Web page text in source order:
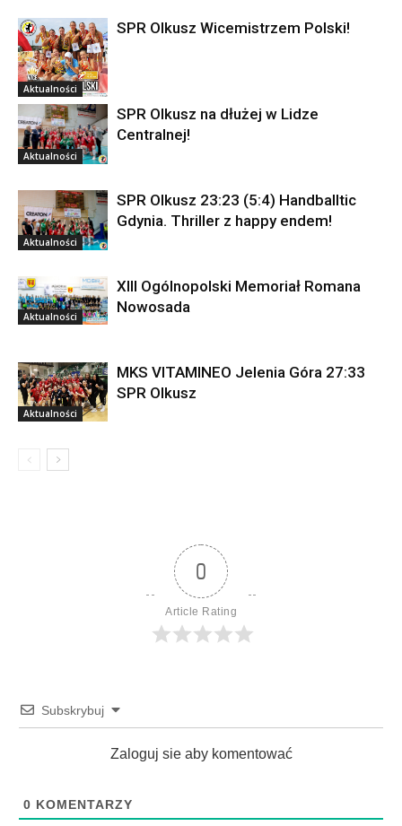
Aktualności
SPR Olkusz Wicemistrzem Polski!
Aktualności
SPR Olkusz na dłużej w Lidze
Centralnej!
Aktualności
SPR Olkusz 23:23 (5:4) Handballtic
Gdynia. Thriller z happy endem!
Aktualności
XIII Ogólnopolski Memoriał Romana
Nowosada
Aktualności
MKS VITAMINEO Jelenia Góra 27:33
SPR Olkusz
0
Article Rating
Subskrybuj
Zaloguj sie aby komentować
0 KOMENTARZY